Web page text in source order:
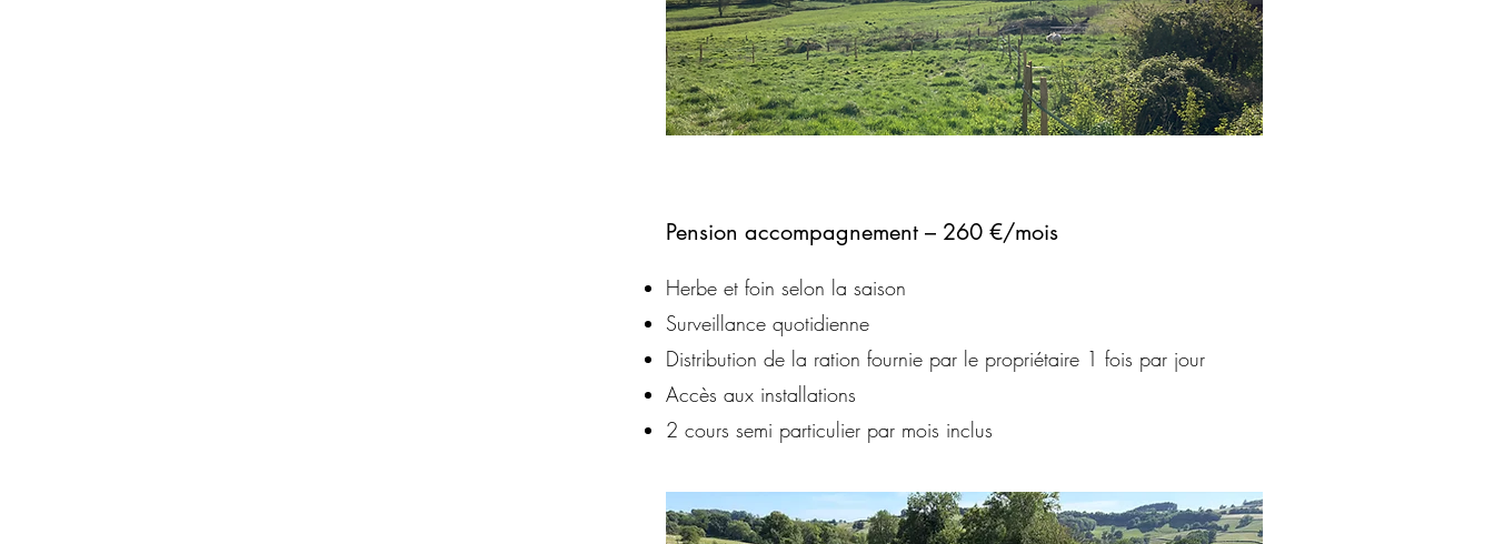
Pension accompagnement – 260 €/mois
Herbe et foin selon la saison
Surveillance quotidienne
Distribution de la ration fournie par le propriétaire 1 fois par jour
Accès aux installations
2 cours semi particulier par mois inclus